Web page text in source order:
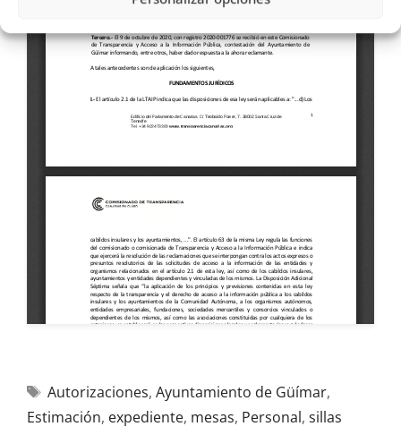
Autorizaciones, Ayuntamiento de Güímar,
Estimación, expediente, mesas, Personal, sillas